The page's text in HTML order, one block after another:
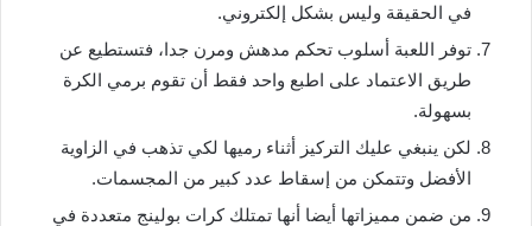
في الحقيقة وليس بشكل إلكتروني.
توفر اللعبة أسلوب تحكم مدهش ومرن جدا، فتستطيع عن
طريق الاعتماد على اطبع واحد فقط أن تقوم برمي الكرة
بسهولة.
لكن ينبغي عليك التركيز أثناء رميها لكي تذهب في الزاوية
الأفضل وتتمكن من إسقاط عدد كبير من المجسمات.
من ضمن مميزاتها أيضا أنها تمتلك كرات بولينج متعددة في